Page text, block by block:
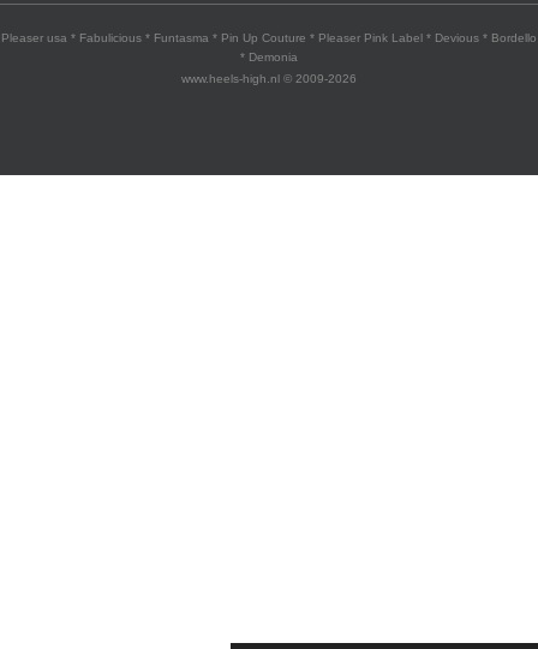
Pleaser usa * Fabulicious * Funtasma * Pin Up Couture * Pleaser Pink Label * Devious * Bordello
* Demonia
www.heels-high.nl © 2009-2026